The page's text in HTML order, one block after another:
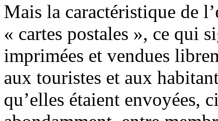
Mais la caractéristique de
« cartes postales », ce qui
imprimées et vendues
aux touristes et aux
qu’elles étaient envoyées,